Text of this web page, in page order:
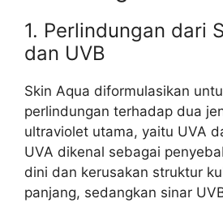
1. Perlindungan dari
dan UVB
Skin Aqua diformulasikan
perlindungan terhadap dua
ultraviolet utama, yaitu UVA
UVA dikenal sebagai
dini dan kerusakan struktur
panjang, sedangkan sinar